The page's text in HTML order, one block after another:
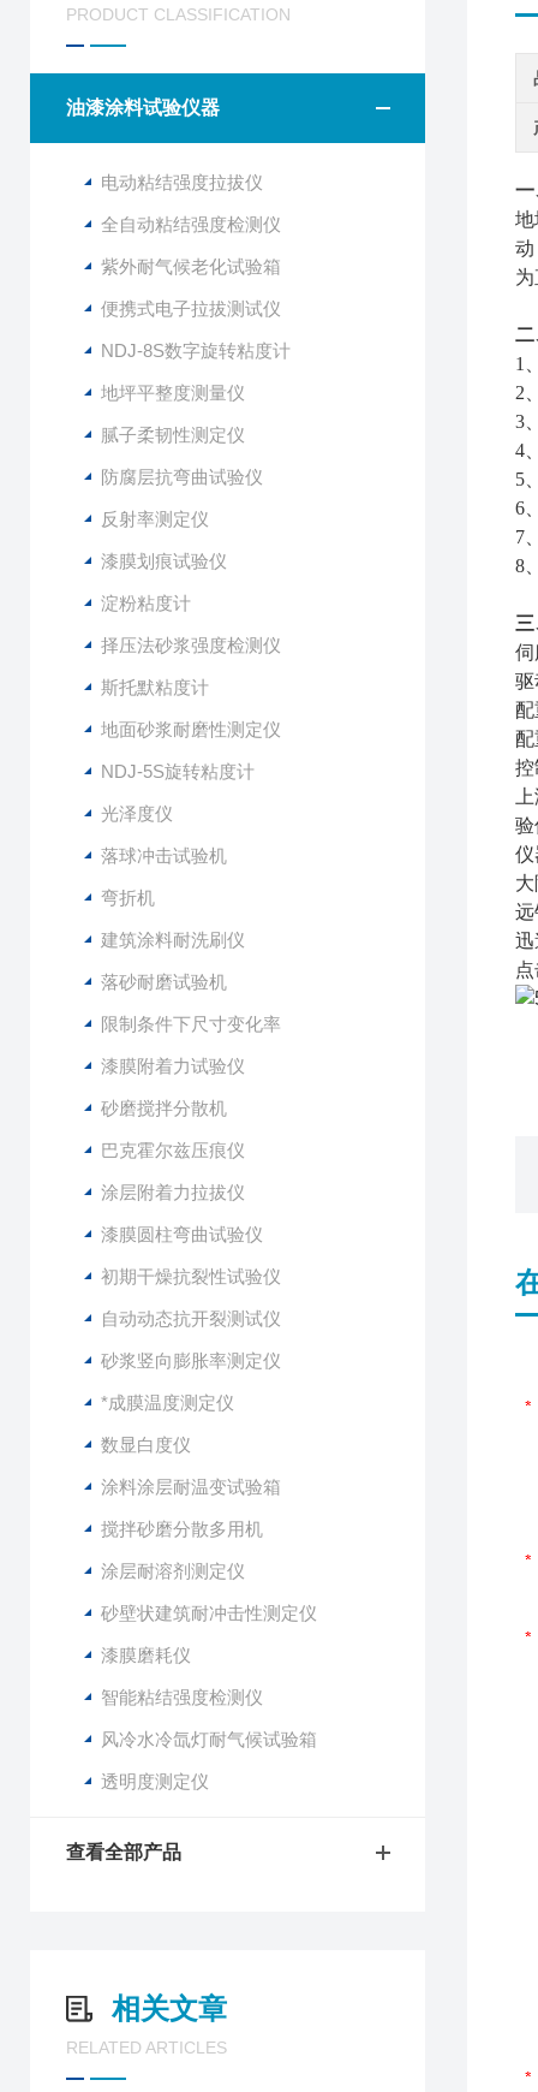
PRODUCT CLASSIFICATION
油漆涂料试验仪器
电动粘结强度拉拔仪
全自动粘结强度检测仪
紫外耐气候老化试验箱
便携式电子拉拔测试仪
NDJ-8S数字旋转粘度计
地坪平整度测量仪
腻子柔韧性测定仪
防腐层抗弯曲试验仪
反射率测定仪
漆膜划痕试验仪
淀粉粘度计
择压法砂浆强度检测仪
斯托默粘度计
地面砂浆耐磨性测定仪
NDJ-5S旋转粘度计
光泽度仪
落球冲击试验机
弯折机
建筑涂料耐洗刷仪
落砂耐磨试验机
限制条件下尺寸变化率
漆膜附着力试验仪
砂磨搅拌分散机
巴克霍尔兹压痕仪
涂层附着力拉拔仪
漆膜圆柱弯曲试验仪
初期干燥抗裂性试验仪
自动动态抗开裂测试仪
砂浆竖向膨胀率测定仪
*成膜温度测定仪
数显白度仪
涂料涂层耐温变试验箱
搅拌砂磨分散多用机
涂层耐溶剂测定仪
砂壁状建筑耐冲击性测定仪
漆膜磨耗仪
智能粘结强度检测仪
风冷水冷氙灯耐气候试验箱
透明度测定仪
查看全部产品
相关文章
RELATED ARTICLES
一
地
动
二
1
2
3
4
5
6
7
8
伺
驱
控
验
仪
远
迅